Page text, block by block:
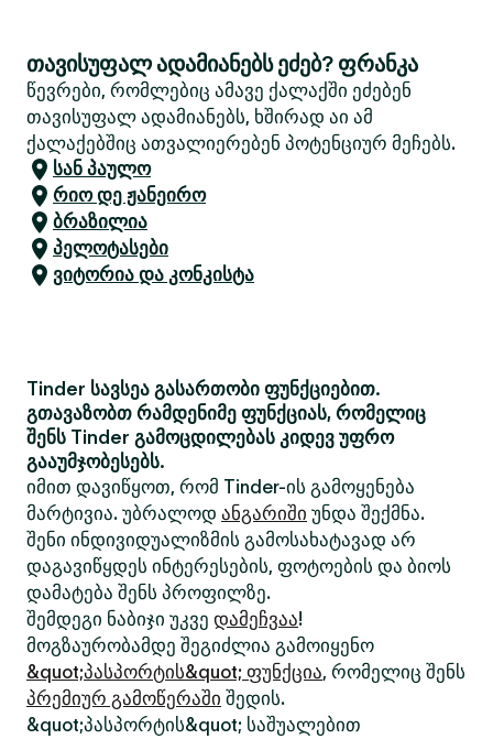
თავისუფალ ადამიანებს ეძებ? ფრანკა
წევრები, რომლებიც ამავე ქალაქში ეძებენ
თავისუფალ ადამიანებს, ხშირად აი ამ
ქალაქებშიც ათვალიერებენ პოტენციურ მეჩებს.
სან პაულო
რიო დე ჟანეირო
ბრაზილია
პელოტასები
ვიტორია და კონკისტა
Tinder სავსეა გასართობი ფუნქციებით.
გთავაზობთ რამდენიმე ფუნქციას, რომელიც
შენს Tinder გამოცდილებას კიდევ უფრო
გააუმჯობესებს.
იმით დავიწყოთ, რომ Tinder-ის გამოყენება
მარტივია. უბრალოდ ანგარიში უნდა შექმნა.
შენი ინდივიდუალიზმის გამოსახატავად არ
დაგავიწყდეს ინტერესების, ფოტოების და ბიოს
დამატება შენს პროფილზე.
შემდეგი ნაბიჯი უკვე დამეჩვაა!
მოგზაურობამდე შეგიძლია გამოიყენო
&quot;პასპორტის&quot; ფუნქცია, რომელიც შენს
პრემიურ გამოწერაში შედის.
&quot;პასპორტის&quot; საშუალებით